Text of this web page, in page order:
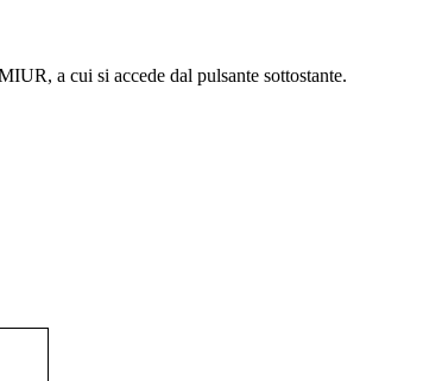
a cui si accede dal pulsante sottostante.